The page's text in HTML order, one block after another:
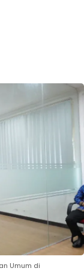
Umum di